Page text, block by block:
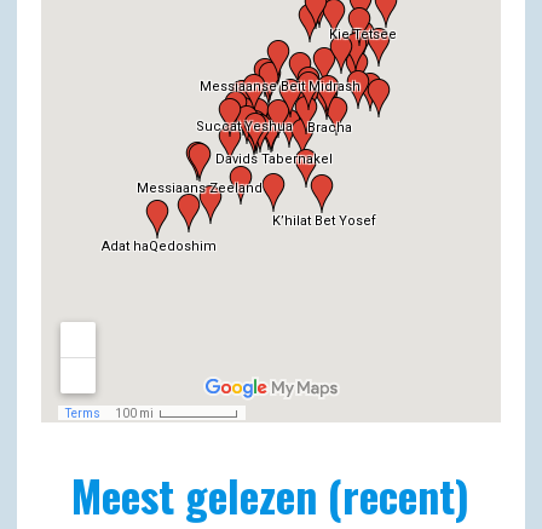
Meest gelezen (recent)